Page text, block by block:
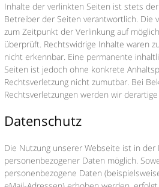
Inhalte der verlinkten Seiten ist stets
Betreiber der Seiten verantwortlich. Die
zum Zeitpunkt der Verlinkung auf
überprüft. Rechtswidrige Inhalte waren
nicht erkennbar. Eine permanente
Seiten ist jedoch ohne konkrete
Rechtsverletzung nicht zumutbar. Bei
Rechtsverletzungen werden wir
Datenschutz
Die Nutzung unserer Webseite ist in der
personenbezogener Daten möglich.
personenbezogene Daten